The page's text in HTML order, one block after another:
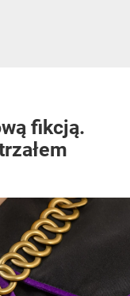
fikcją.